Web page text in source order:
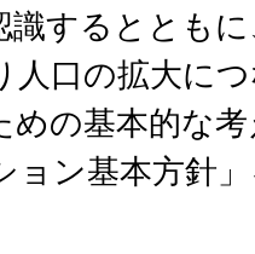
識するととも
人口の拡大に
めの基本的な
ョン基本方針